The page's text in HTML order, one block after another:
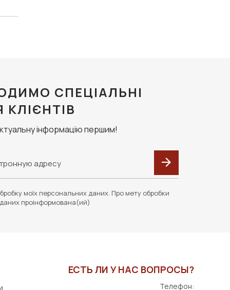
СПЕЦІАЛЬНІ
КЛІЄНТІВ
інформацію першим!
моїх персональних даних. Про мету обробки
проінформована(ий)
ЕСТЬ ЛИ У НАС ВОПРОСЫ?
Телефон: